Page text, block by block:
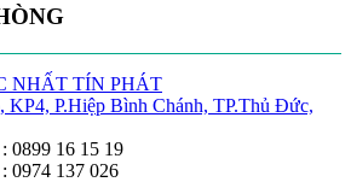
NHẤT TÍN PHÁT
KP4, P.Hiệp Bình Chánh, TP.Thủ Đức,
0899 16 15 19
0974 137 026